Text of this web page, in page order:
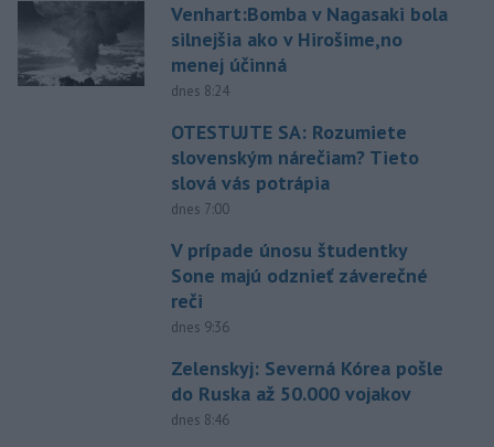
Venhart:Bomba v Nagasaki bola
silnejšia ako v Hirošime,no
menej účinná
dnes 8:24
OTESTUJTE SA: Rozumiete
slovenským nárečiam? Tieto
slová vás potrápia
dnes 7:00
V prípade únosu študentky
Sone majú odznieť záverečné
reči
dnes 9:36
Zelenskyj: Severná Kórea pošle
do Ruska až 50.000 vojakov
dnes 8:46